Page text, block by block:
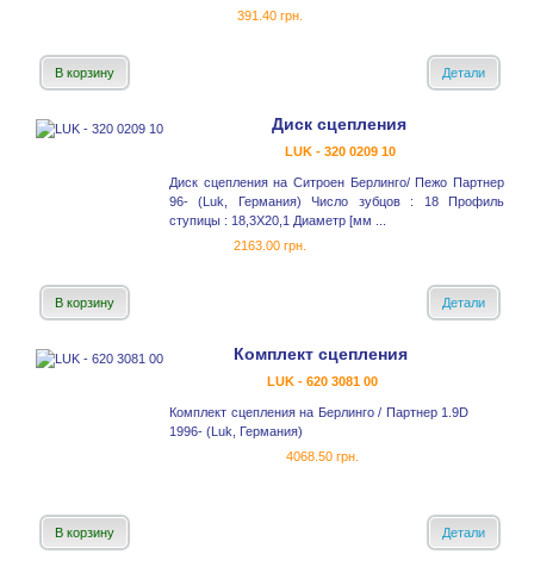
391.40 грн.
В корзину Детали
Диск сцепления
LUK - 320 0209 10
Диск сцепления на Ситроен Берлинго/ Пежо Партнер
96- (Luk, Германия) Число зубцов : 18 Профиль
ступицы : 18,3X20,1 Диаметр [мм ...
2163.00 грн.
В корзину Детали
Комплект сцепления
LUK - 620 3081 00
Комплект сцепления на Берлинго / Партнер 1.9D
1996- (Luk, Германия)
4068.50 грн.
В корзину Детали